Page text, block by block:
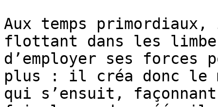
Aux temps
flottant dans les
d’employer ses forces
plus : il créa donc le
qui s’ensuit,